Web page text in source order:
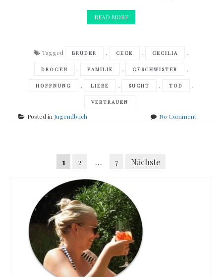
READ MORE
Tagged BRUDER , CECE , CECILIA ,
DROGEN , FAMILIE , GESCHWISTER ,
HOFFNUNG , LIEBE , SUCHT , TOD ,
VERTRAUEN
Posted in Jugendbuch No Commenton
Posts
navigation
Seitennummerierung
Beiträge
1 2 … 7 Nächste